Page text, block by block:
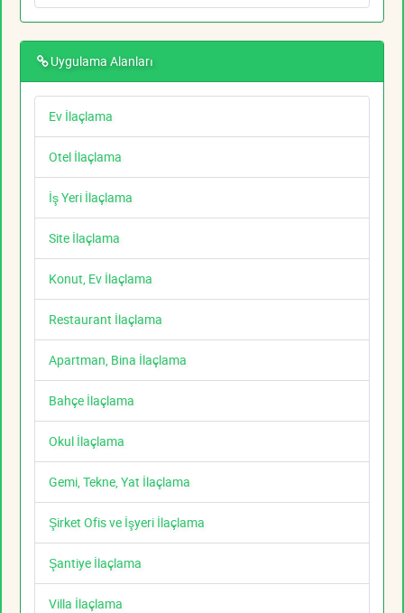
Uygulama Alanları
Ev İlaçlama
Otel İlaçlama
İş Yeri İlaçlama
Site İlaçlama
Konut, Ev İlaçlama
Restaurant İlaçlama
Apartman, Bina İlaçlama
Bahçe İlaçlama
Okul İlaçlama
Gemi, Tekne, Yat İlaçlama
Şirket Ofis ve İşyeri İlaçlama
Şantiye İlaçlama
Villa İlaçlama